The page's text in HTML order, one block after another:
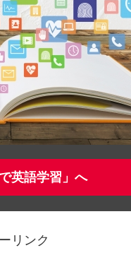
英語学習」へ
リンク